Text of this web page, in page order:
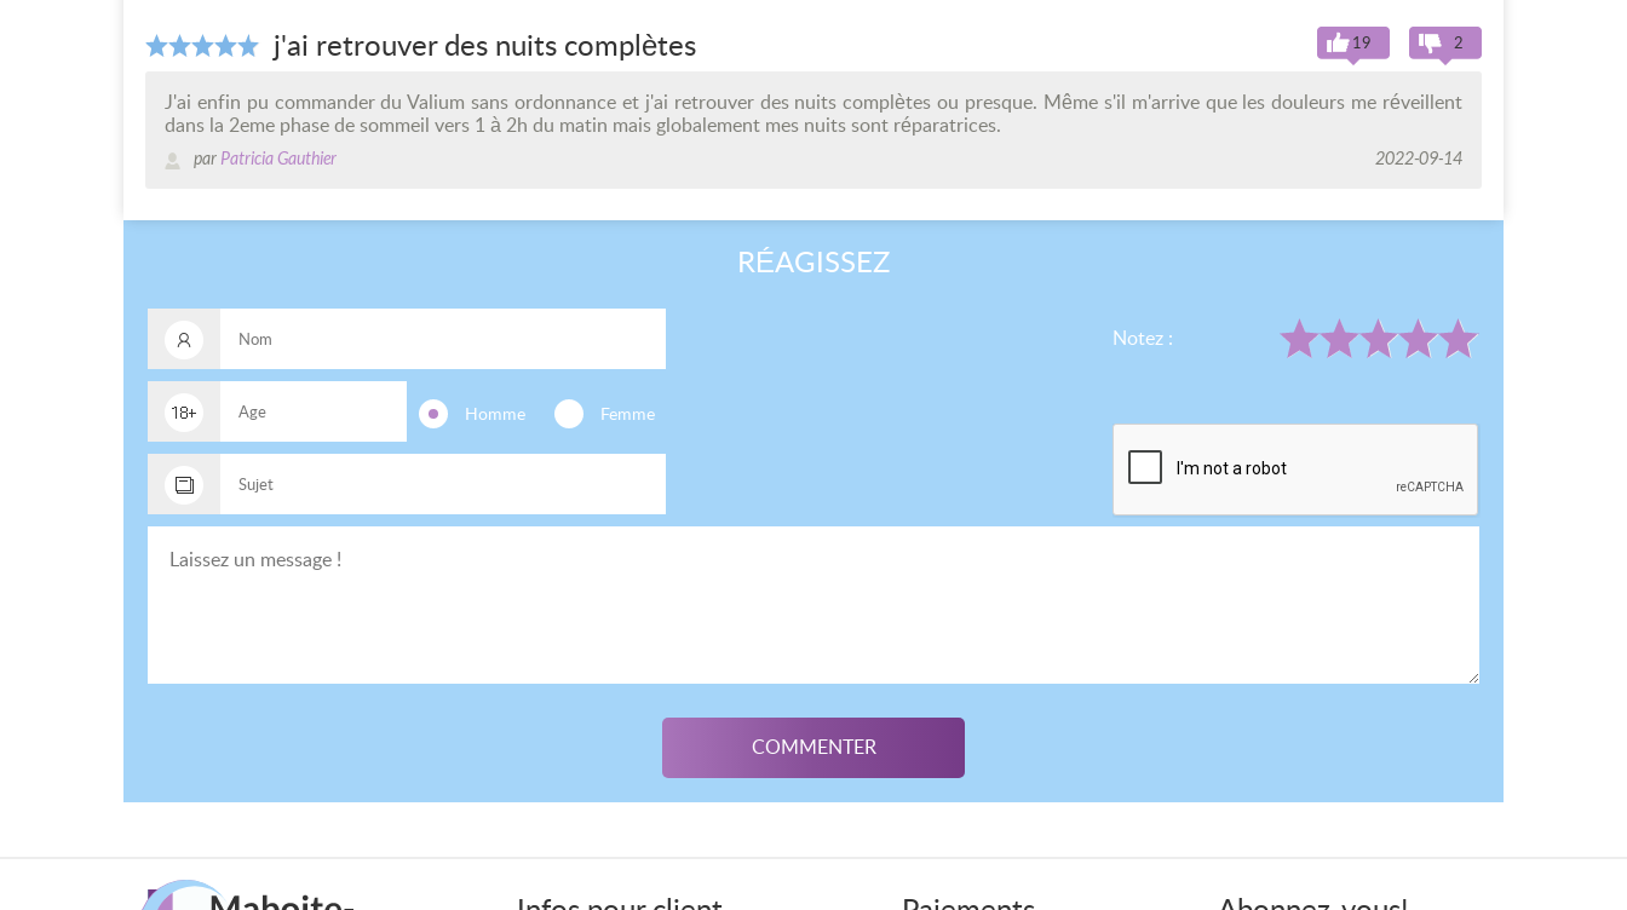
j'ai retrouver des nuits complètes 19 2
J'ai enfin pu commander du Valium sans ordonnance et j'ai retrouver des nuits complètes ou presque. Même s'il m'arrive que les douleurs me réveillent
dans la 2eme phase de sommeil vers 1 à 2h du matin mais globalement mes nuits sont réparatrices.
par Patricia Gauthier 2022-09-14
RÉAGISSEZ
Homme Femme
Notez :